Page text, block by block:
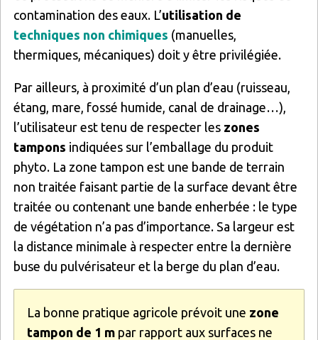
contamination des eaux. L’utilisation de
techniques non chimiques (manuelles,
thermiques, mécaniques) doit y être privilégiée.
Par ailleurs, à proximité d’un plan d’eau (ruisseau,
étang, mare, fossé humide, canal de drainage…),
l’utilisateur est tenu de respecter les zones
tampons indiquées sur l’emballage du produit
phyto. La zone tampon est une bande de terrain
non traitée faisant partie de la surface devant être
traitée ou contenant une bande enherbée : le type
de végétation n’a pas d’importance. Sa largeur est
la distance minimale à respecter entre la dernière
buse du pulvérisateur et la berge du plan d’eau.
La bonne pratique agricole prévoit une zone
tampon de 1 m par rapport aux surfaces ne